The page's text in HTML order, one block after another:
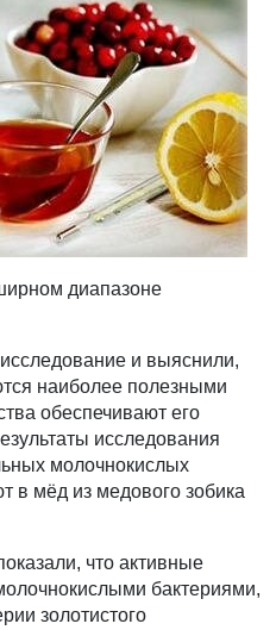
диапазоне
и выяснили,
наиболее полезными
обеспечивают его
исследования
молочнокислых
в мёд из медового зобика
что активные
бактериями,
золотистого